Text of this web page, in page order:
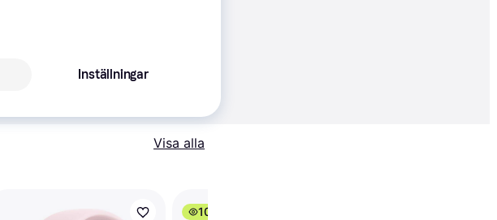
,Idag7 329 kr
Visa alla
100+
Inställningar